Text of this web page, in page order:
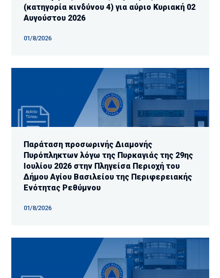
(κατηγορία κινδύνου 4) για αύριο Κυριακή 02
Αυγούστου 2026
01/8/2026
Παράταση προσωρινής Διαμονής
Πυρόπληκτων λόγω της Πυρκαγιάς της 29ης
Ιουλίου 2026 στην Πληγείσα Περιοχή του
Δήμου Αγίου Βασιλείου της Περιφερειακής
Ενότητας Ρεθύμνου
01/8/2026